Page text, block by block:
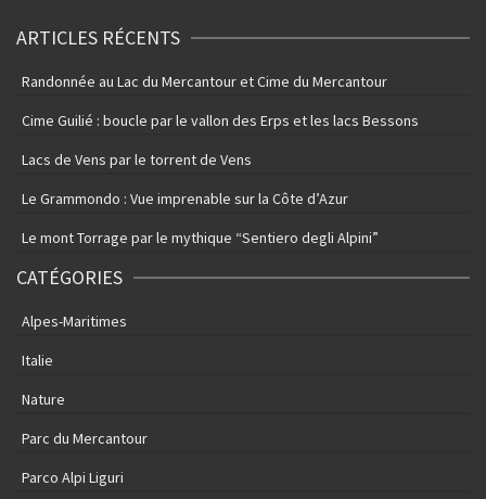
ARTICLES RÉCENTS
Randonnée au Lac du Mercantour et Cime du Mercantour
Cime Guilié : boucle par le vallon des Erps et les lacs Bessons
Lacs de Vens par le torrent de Vens
Le Grammondo : Vue imprenable sur la Côte d’Azur
Le mont Torrage par le mythique “Sentiero degli Alpini”
CATÉGORIES
Alpes-Maritimes
Italie
Nature
Parc du Mercantour
Parco Alpi Liguri